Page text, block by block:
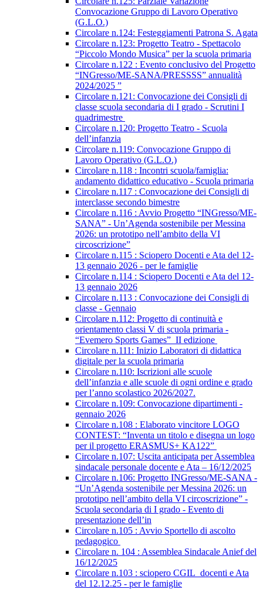
Convocazione Gruppo di Lavoro Operativo
(G.L.O.)
Circolare n.124: Festeggiamenti Patrona S. Agata
Circolare n.123: Progetto Teatro - Spettacolo
“Piccolo Mondo Musica” per la scuola primaria
Circolare n.122 : Evento conclusivo del Progetto
“INGresso/ME-SANA/PRESSSS” annualità
2024/2025 ”
Circolare n.121: Convocazione dei Consigli di
classe scuola secondaria di I grado - Scrutini I
quadrimestre
Circolare n.120: Progetto Teatro - Scuola
dell’infanzia
Circolare n.119: Convocazione Gruppo di
Lavoro Operativo (G.L.O.)
Circolare n.118 : Incontri scuola/famiglia:
andamento didattico educativo - Scuola primaria
Circolare n.117 : Convocazione dei Consigli di
interclasse secondo bimestre
Circolare n.116 : Avvio Progetto “INGresso/ME-
SANA” - Un’Agenda sostenibile per Messina
2026: un prototipo nell’ambito della VI
circoscrizione”
Circolare n.115 : Sciopero Docenti e Ata del 12-
13 gennaio 2026 - per le famiglie
Circolare n.114 : Sciopero Docenti e Ata del 12-
13 gennaio 2026
Circolare n.113 : Convocazione dei Consigli di
classe - Gennaio
Circolare n.112: Progetto di continuità e
orientamento classi V di scuola primaria -
“Evemero Sports Games” II edizione
Circolare n.111: Inizio Laboratori di didattica
digitale per la scuola primaria
Circolare n.110: Iscrizioni alle scuole
dell’infanzia e alle scuole di ogni ordine e grado
per l’anno scolastico 2026/2027.
Circolare n.109: Convocazione dipartimenti -
gennaio 2026
Circolare n.108 : Elaborato vincitore LOGO
CONTEST: “Inventa un titolo e disegna un logo
per il progetto ERASMUS+ KA122”
Circolare n.107: Uscita anticipata per Assemblea
sindacale personale docente e Ata – 16/12/2025
Circolare n.106: Progetto INGresso/ME-SANA -
“Un’Agenda sostenibile per Messina 2026: un
prototipo nell’ambito della VI circoscrizione” -
Scuola secondaria di I grado - Evento di
presentazione dell’in
Circolare n.105 : Avvio Sportello di ascolto
pedagogico
Circolare n. 104 : Assemblea Sindacale Anief del
16/12/2025
Circolare n.103 : sciopero CGIL_docenti e Ata
del 12.12.25 - per le famiglie